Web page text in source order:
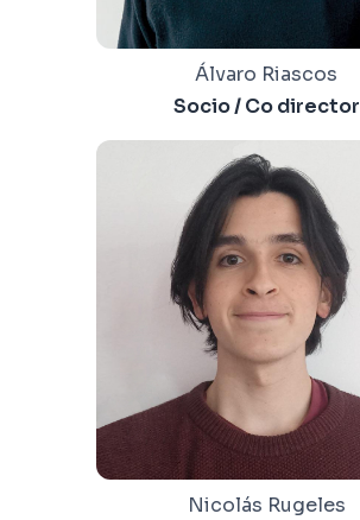
Álvaro Riascos
Socio / Co director
Nicolás Rugeles